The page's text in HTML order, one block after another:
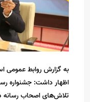
به گزارش روابط عمومی
اظهار داشت: جشنواره
تلاش‌های اصحاب رسانه